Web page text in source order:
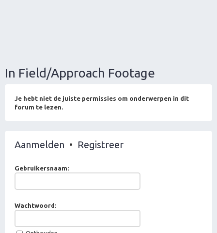
In Field/Approach Footage
Je hebt niet de juiste permissies om onderwerpen in dit
forum te lezen.
Aanmelden • Registreer
Gebruikersnaam:
Wachtwoord: